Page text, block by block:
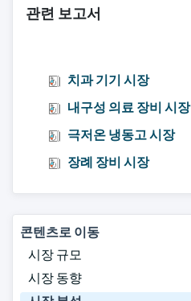
관련 보고서
치과 기기 시장
내구성 의료 장비 시장
극저온 냉동고 시장
장례 장비 시장
콘텐츠로 이동
시장 규모
시장 동향